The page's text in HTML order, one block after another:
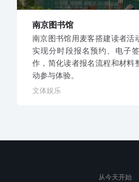
南京图书馆
南京图书馆用麦客搭建读者活
实现分时段报名预约、电子
作，简化读者报名流程和材料
动参与体验。
文体娱乐
从今天开始